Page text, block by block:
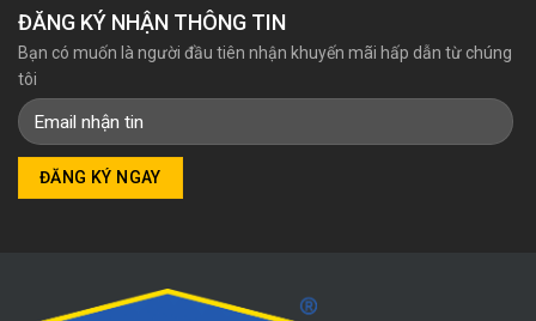
ĐĂNG KÝ NHẬN THÔNG TIN
Bạn có muốn là người đầu tiên nhận khuyến mãi hấp dẫn từ chúng
tôi